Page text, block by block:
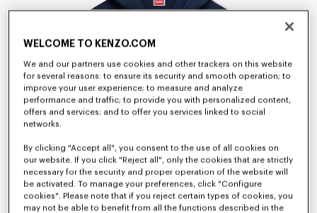
WELCOME TO KENZO.COM
We and our partners use cookies and other trackers on this website
for several reasons: to ensure its security and smooth operation; to
improve your user experience; to measure and analyze
performance and traffic; to provide you with personalized content,
offers and services; and to offer you services linked to social
networks.
By clicking "Accept all", you consent to the use of all cookies on
our website. If you click "Reject all", only the cookies that are strictly
necessary for the security and proper operation of the website will
be activated. To manage your preferences, click "Configure
cookies". Please note that if you reject certain types of cookies, you
may not be able to benefit from all the functions described in the